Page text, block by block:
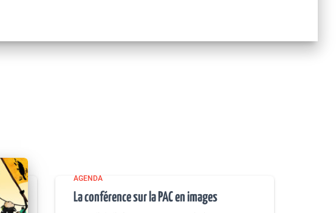
AGENDA
La conférence sur la PAC en images